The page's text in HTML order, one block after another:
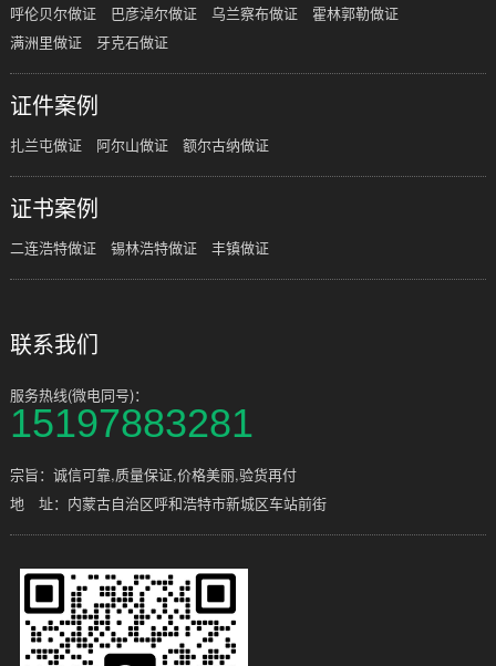
呼伦贝尔做证 巴彦淖尔做证 乌兰察布做证
霍林郭勒做证
满洲里做证
牙克石做证
证件案例
扎兰屯做证 阿尔山做证 额尔古纳做证
证书案例
二连浩特做证 锡林浩特做证 丰镇做证
联系我们
服务热线(微电同号)：
15197883281
宗旨：诚信可靠,质量保证,价格美丽,验货再付
地 址：内蒙古自治区呼和浩特市新城区车站前街